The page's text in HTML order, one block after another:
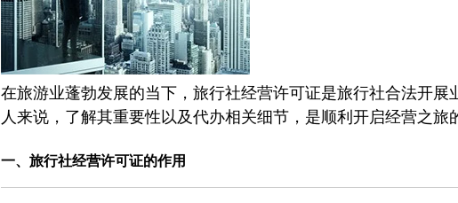
在旅游业蓬勃发展的当下，旅行社经营许可证是旅行社合法开展
人来说，了解其重要性以及代办相关细节，是顺利开启经营之旅
一、旅行社经营许可证的作用